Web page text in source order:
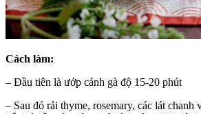
Cách làm:
– Đầu tiên là ướp cánh gà độ 15-20 phút
– Sau đó rải thyme, rosemary, các lát chanh